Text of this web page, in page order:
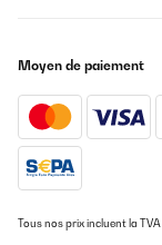
draußen kalt
Balkon
die exakte
dazu fehlen
Paneel
angenehm zu
den
Moyen de paiement
Tous nos prix incluent la TVA